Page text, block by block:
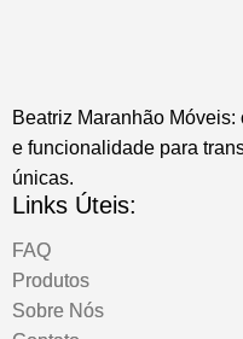
Beatriz Maranhão
e funcionalidade para
únicas.
Links Úteis:
FAQ
Produtos
Sobre Nós